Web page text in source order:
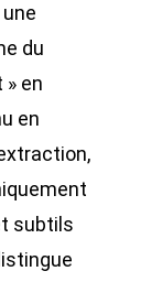
du
en
en
subtils